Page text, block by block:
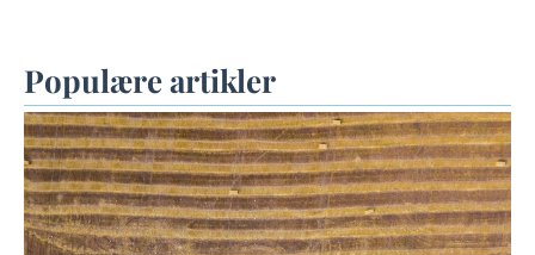
Populære artikler